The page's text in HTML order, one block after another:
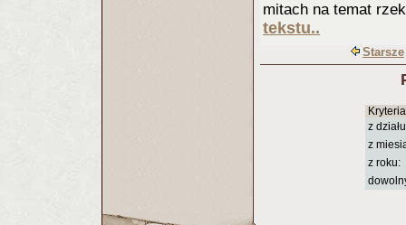
mitach na temat
tekstu..
Starsze
z
z
z roku: